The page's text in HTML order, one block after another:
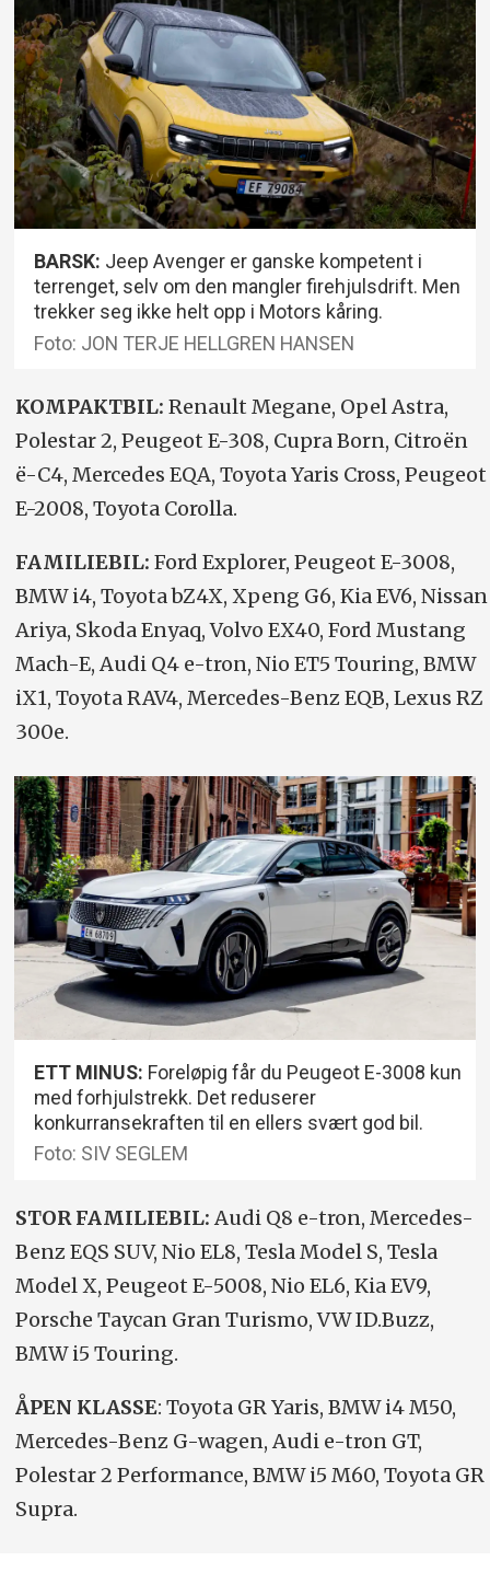
BARSK: Jeep Avenger er ganske kompetent i
terrenget, selv om den mangler firehjulsdrift. Men
trekker seg ikke helt opp i Motors kåring.
Foto: JON TERJE HELLGREN HANSEN
KOMPAKTBIL: Renault Megane, Opel Astra,
Polestar 2, Peugeot E-308, Cupra Born, Citroën
ë-C4, Mercedes EQA, Toyota Yaris Cross, Peugeot
E-2008, Toyota Corolla.
FAMILIEBIL: Ford Explorer, Peugeot E-3008,
BMW i4, Toyota bZ4X, Xpeng G6, Kia EV6, Nissan
Ariya, Skoda Enyaq, Volvo EX40, Ford Mustang
Mach-E, Audi Q4 e-tron, Nio ET5 Touring, BMW
iX1, Toyota RAV4, Mercedes-Benz EQB, Lexus RZ
300e.
ETT MINUS: Foreløpig får du Peugeot E-3008 kun
med forhjulstrekk. Det reduserer
konkurransekraften til en ellers svært god bil.
Foto: SIV SEGLEM
STOR FAMILIEBIL: Audi Q8 e-tron, Mercedes-
Benz EQS SUV, Nio EL8, Tesla Model S, Tesla
Model X, Peugeot E-5008, Nio EL6, Kia EV9,
Porsche Taycan Gran Turismo, VW ID.Buzz,
BMW i5 Touring.
ÅPEN KLASSE: Toyota GR Yaris, BMW i4 M50,
Mercedes-Benz G-wagen, Audi e-tron GT,
Polestar 2 Performance, BMW i5 M60, Toyota GR
Supra.